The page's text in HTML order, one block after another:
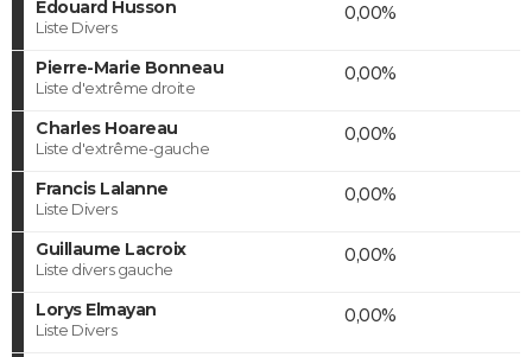
Edouard Husson
Liste Divers
0,00%
Pierre-Marie Bonneau
Liste d'extrême droite
0,00%
Charles Hoareau
Liste d'extrême-gauche
0,00%
Francis Lalanne
Liste Divers
0,00%
Guillaume Lacroix
Liste divers gauche
0,00%
Lorys Elmayan
Liste Divers
0,00%